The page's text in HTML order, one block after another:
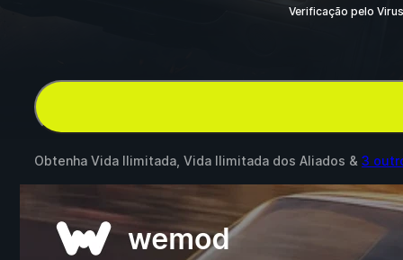
Verificação pelo
Obtenha Vida Ilimitada, Vida Ilimitada dos Aliados & 3